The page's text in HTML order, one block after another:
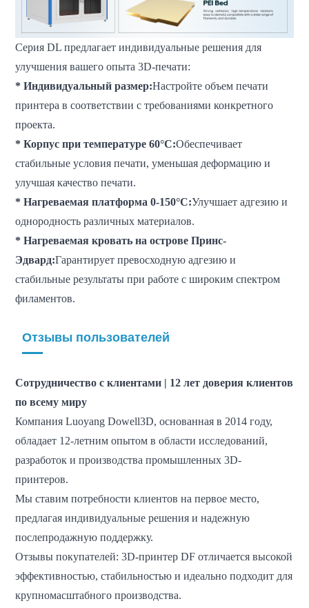
Серия DL предлагает индивидуальные решения для
улучшения вашего опыта 3D-печати:
* Индивидуальный размер:Настройте объем печати
принтера в соответствии с требованиями конкретного
проекта.
* Корпус при температуре 60°C:Обеспечивает
стабильные условия печати, уменьшая деформацию и
улучшая качество печати.
* Нагреваемая платформа 0-150°C:Улучшает адгезию и
однородность различных материалов.
* Нагреваемая кровать на острове Принс-
Эдвард:Гарантирует превосходную адгезию и
стабильные результаты при работе с широким спектром
филаментов.
Отзывы пользователей
Сотрудничество с клиентами | 12 лет доверия клиентов
по всему миру
Компания Luoyang Dowell3D, основанная в 2014 году,
обладает 12-летним опытом в области исследований,
разработок и производства промышленных 3D-
принтеров.
Мы ставим потребности клиентов на первое место,
предлагая индивидуальные решения и надежную
послепродажную поддержку.
Отзывы покупателей: 3D-принтер DF отличается высокой
эффективностью, стабильностью и идеально подходит для
крупномасштабного производства.